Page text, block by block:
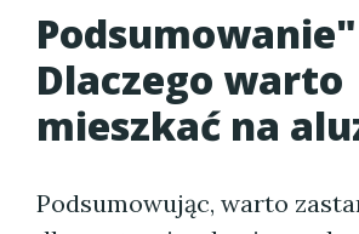
Podsumowanie"
Dlaczego warto
mieszkać na
Podsumowując, warto